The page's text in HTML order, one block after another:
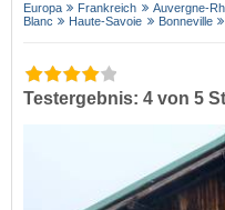
Europa Frankreich Auvergne-
Blanc
Haute-Savoie Bonneville
Testergebnis: 4 von 5